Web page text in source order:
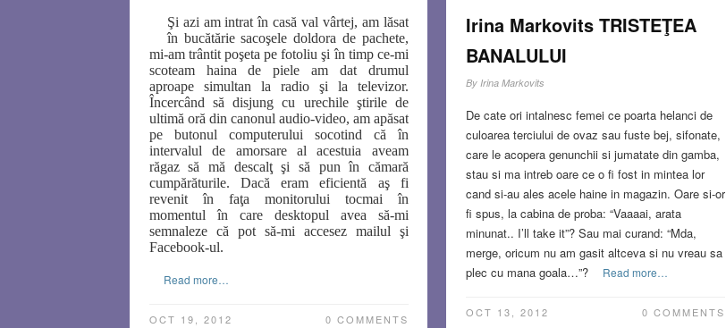
Şi azi am intrat în casă val vârtej, am lăsat
în bucătărie sacoşele doldora de pachete,
mi-am trântit poşeta pe fotoliu şi în timp ce-mi
scoteam haina de piele am dat drumul
aproape simultan la radio şi la televizor.
Încercând să disjung cu urechile ştirile de
ultimă oră din canonul audio-video, am apăsat
pe butonul computerului socotind că în
intervalul de amorsare al acestuia
aveam
răgaz să mă descalţ şi să pun în cămară
cumpărăturile. Dacă eram eficientă aş fi
revenit în faţa monitorului tocmai în
momentul în care desktopul avea să-mi
semnaleze că pot să-mi accesez mailul şi
Facebook-ul.
Read more…
OCT 19, 2012 0 COMMENTS
Irina Markovits TRISTEŢEA
BANALULUI
By Irina Markovits
De cate ori intalnesc femei ce poarta helanci de
culoarea terciului de ovaz sau fuste bej, sifonate,
care le acopera genunchii si jumatate din gamba,
stau si ma intreb oare ce o fi fost in mintea lor
cand si-au ales acele haine in magazin. Oare si-or
fi spus, la cabina de proba: “Vaaaai, arata
minunat.. I’ll take it”? Sau mai curand: “Mda,
merge, oricum nu am gasit altceva si nu vreau sa
plec cu mana goala…”?
Read more…
OCT 13, 2012 0 COMMENTS